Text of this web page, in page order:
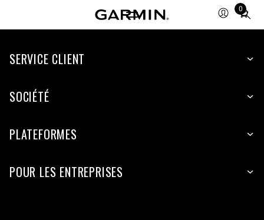
0
Total
items
cart:
SERVICE CLIENT
SOCIÉTÉ
PLATEFORMES
POUR LES ENTREPRISES